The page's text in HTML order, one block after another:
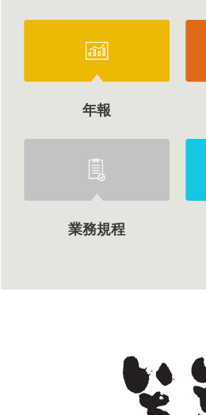
年報
業務規程